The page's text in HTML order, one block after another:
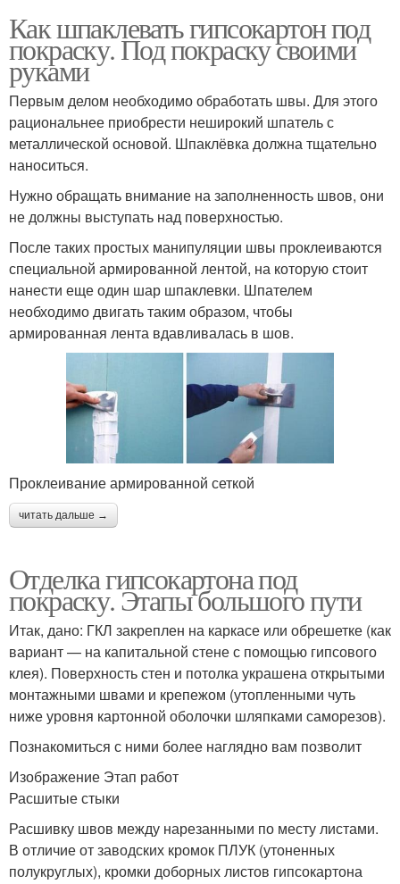
Как шпаклевать гипсокартон под
покраску. Под покраску своими
руками
Первым делом необходимо обработать швы. Для этого
рациональнее приобрести неширокий шпатель с
металлической основой. Шпаклёвка должна тщательно
наноситься.
Нужно обращать внимание на заполненность швов, они
не должны выступать над поверхностью.
После таких простых манипуляции швы проклеиваются
специальной армированной лентой, на которую стоит
нанести еще один шар шпаклевки. Шпателем
необходимо двигать таким образом, чтобы
армированная лента вдавливалась в шов.
Проклеивание армированной сеткой
читать дальше →
Отделка гипсокартона под
покраску. Этапы большого пути
Итак, дано: ГКЛ закреплен на каркасе или обрешетке (как
вариант — на капитальной стене с помощью гипсового
клея). Поверхность стен и потолка украшена открытыми
монтажными швами и крепежом (утопленными чуть
ниже уровня картонной оболочки шляпками саморезов).
Познакомиться с ними более наглядно вам позволит
Изображение Этап работ
Расшитые стыки
Расшивку швов между нарезанными по месту листами.
В отличие от заводских кромок ПЛУК (утоненных
полукруглых), кромки доборных листов гипсокартона